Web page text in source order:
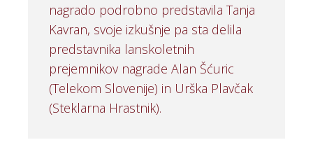
nagrado podrobno predstavila Tanja
Kavran, svoje izkušnje pa sta delila
predstavnika lanskoletnih
prejemnikov nagrade Alan Šćuric
(Telekom Slovenije) in Urška Plavčak
(Steklarna Hrastnik).